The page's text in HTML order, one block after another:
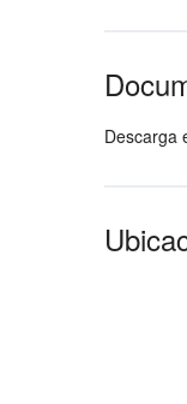
Descarga